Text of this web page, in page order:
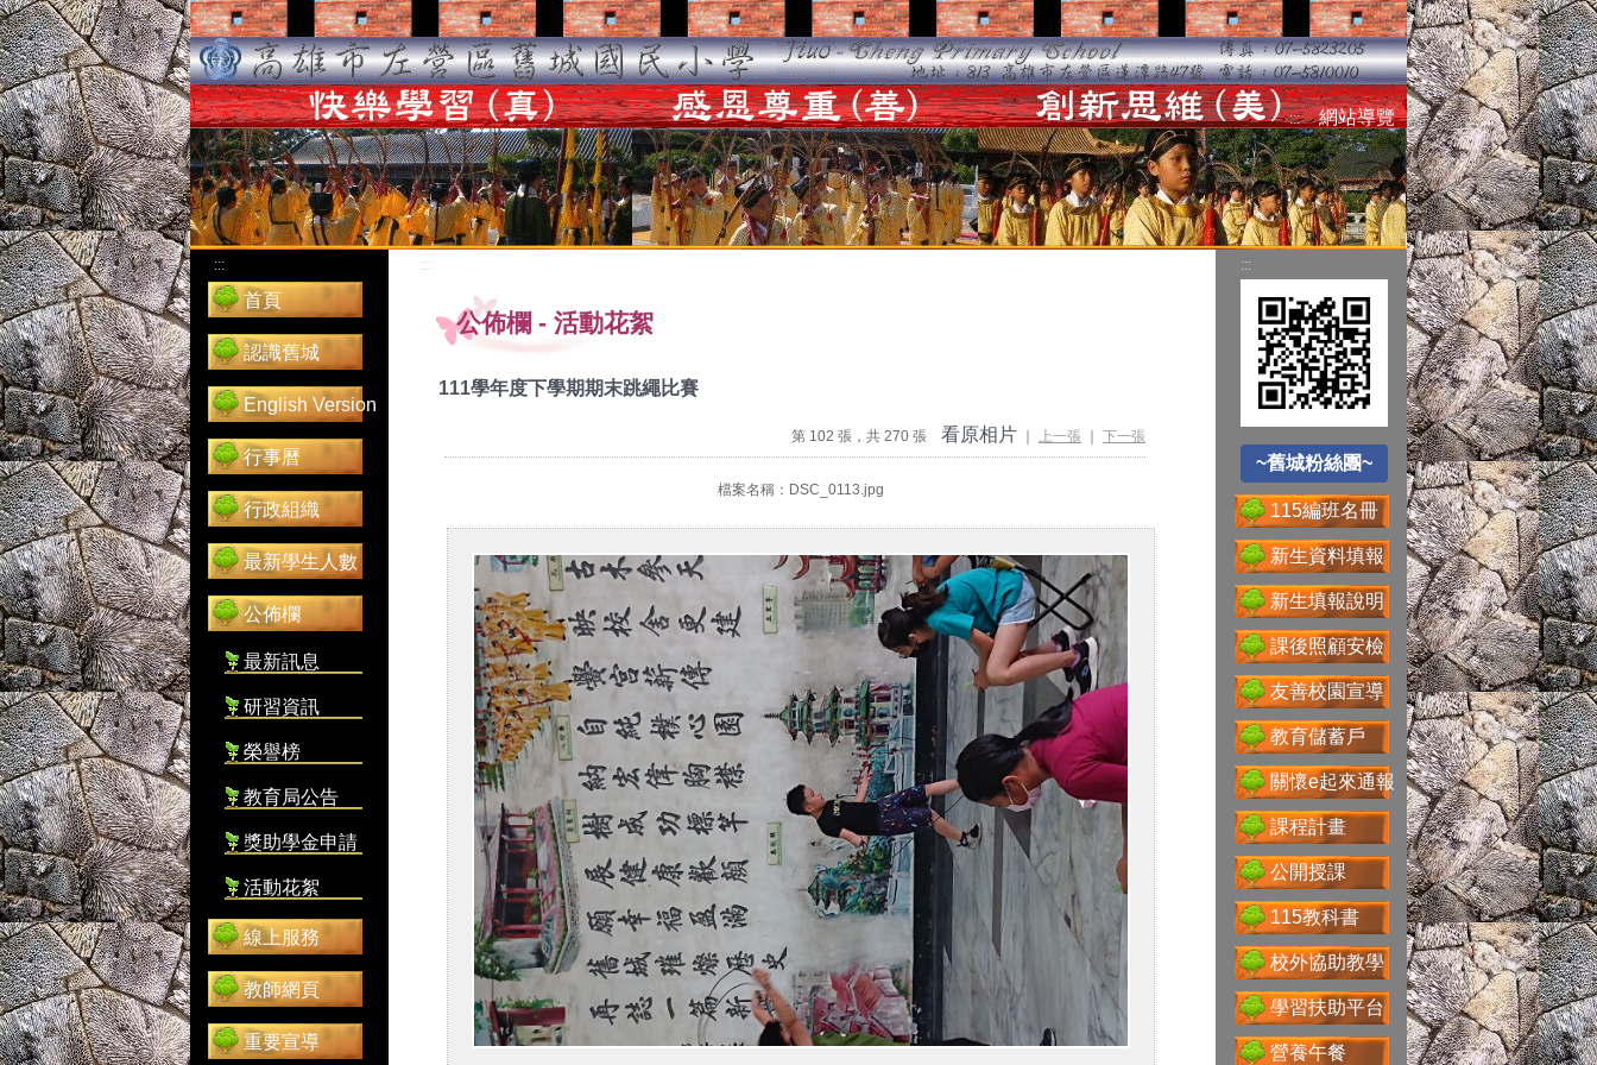
::: 網站導覽
:::
首頁
認識舊城
English Version
行事曆
行政組織
最新學生人數
公佈欄
最新訊息
研習資訊
榮譽榜
教育局公告
獎助學金申請
活動花絮
線上服務
教師網頁
重要宣導
:::
公佈欄 - 活動花絮
111學年度下學期期末跳繩比賽
第 102 張，共 270 張 看原相片 上一張 下一張
檔案名稱：DSC_0113.jpg
:::
~舊城粉絲團~
~舊城粉絲團~
115編班名冊
新生資料填報
新生填報說明
課後照顧安檢
友善校園宣導
教育儲蓄戶
關懷e起來通報
課程計畫
公開授課
115教科書
校外協助教學
學習扶助平台
營養午餐
空氣品質監測站
圓夢助學網
遊戲軟體分級制
Office365
送子鳥資訊服務
Google For
Education
性別主流化專區
科技大觀園
省水好習慣